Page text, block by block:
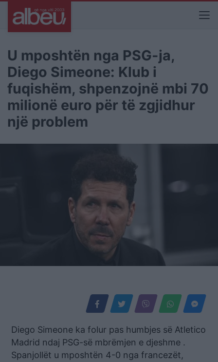
U mposhtën nga PSG-ja,
Diego Simeone: Klub i
fuqishëm, shpenzojnë mbi 70
milionë euro për të zgjidhur
një problem
Diego Simeone ka folur pas humbjes së Atletico
Madrid ndaj PSG-së mbrëmjen e djeshme .
Spanjollët u mposhtën 4-0 nga francezët,